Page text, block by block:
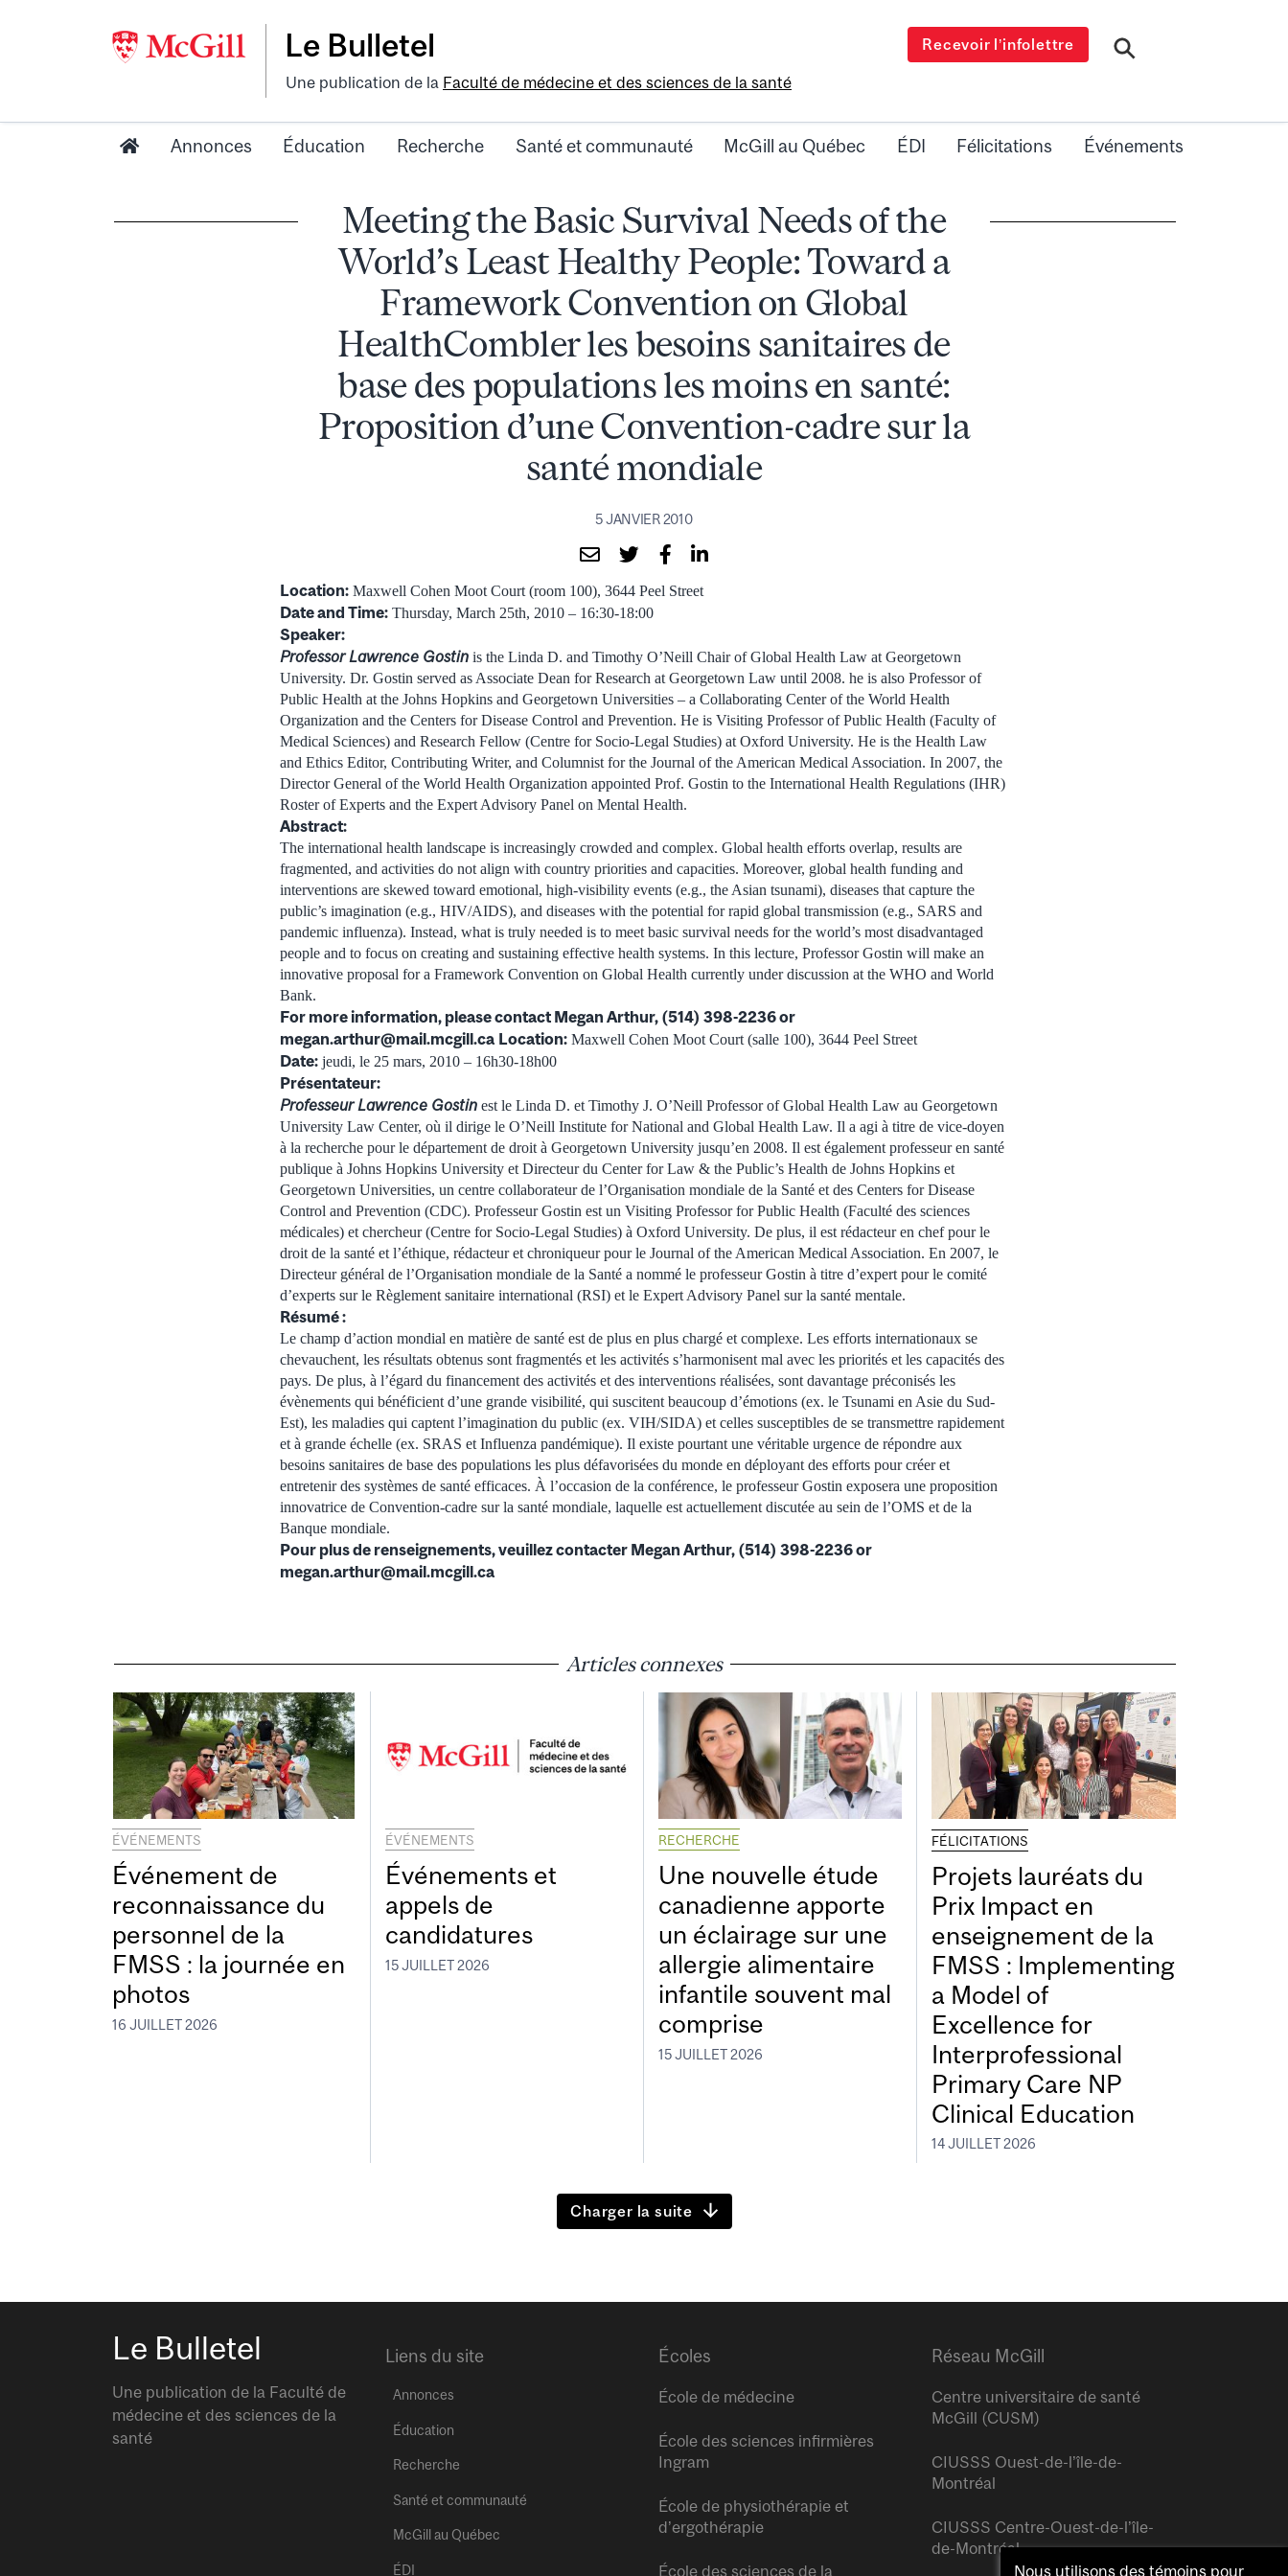
Le Bulletel
Une publication de la Faculté de médecine et des sciences de la santé
Recevoir l’infolettre
Annonces Éducation Recherche Santé et communauté McGill au Québec ÉDI Félicitations Événements
Meeting the Basic Survival Needs of the
World’s Least Healthy People: Toward a
Framework Convention on Global
HealthCombler les besoins sanitaires de
base des populations les moins en santé:
Proposition d’une Convention-cadre sur la
santé mondiale
5 JANVIER 2010
Location: Maxwell Cohen Moot Court (room 100), 3644 Peel Street
Date and Time: Thursday, March 25th, 2010 – 16:30-18:00
Speaker:
Professor Lawrence Gostin is the Linda D. and Timothy O’Neill Chair of Global Health Law at Georgetown
University. Dr. Gostin served as Associate Dean for Research at Georgetown Law until 2008. he is also Professor of
Public Health at the Johns Hopkins and Georgetown Universities – a Collaborating Center of the World Health
Organization and the Centers for Disease Control and Prevention. He is Visiting Professor of Public Health (Faculty of
Medical Sciences) and Research Fellow (Centre for Socio-Legal Studies) at Oxford University. He is the Health Law
and Ethics Editor, Contributing Writer, and Columnist for the Journal of the American Medical Association. In 2007, the
Director General of the World Health Organization appointed Prof. Gostin to the International Health Regulations (IHR)
Roster of Experts and the Expert Advisory Panel on Mental Health.
Abstract:
The international health landscape is increasingly crowded and complex. Global health efforts overlap, results are
fragmented, and activities do not align with country priorities and capacities. Moreover, global health funding and
interventions are skewed toward emotional, high-visibility events (e.g., the Asian tsunami), diseases that capture the
public’s imagination (e.g., HIV/AIDS), and diseases with the potential for rapid global transmission (e.g., SARS and
pandemic influenza). Instead, what is truly needed is to meet basic survival needs for the world’s most disadvantaged
people and to focus on creating and sustaining effective health systems. In this lecture, Professor Gostin will make an
innovative proposal for a Framework Convention on Global Health currently under discussion at the WHO and World
Bank.
For more information, please contact Megan Arthur, (514) 398-2236 or
megan.arthur@mail.mcgill.ca Location: Maxwell Cohen Moot Court (salle 100), 3644 Peel Street
Date: jeudi, le 25 mars, 2010 – 16h30-18h00
Présentateur:
Professeur Lawrence Gostin est le Linda D. et Timothy J. O’Neill Professor of Global Health Law au Georgetown
University Law Center, où il dirige le O’Neill Institute for National and Global Health Law. Il a agi à titre de vice-doyen
à la recherche pour le département de droit à Georgetown University jusqu’en 2008. Il est également professeur en santé
publique à Johns Hopkins University et Directeur du Center for Law & the Public’s Health de Johns Hopkins et
Georgetown Universities, un centre collaborateur de l’Organisation mondiale de la Santé et des Centers for Disease
Control and Prevention (CDC). Professeur Gostin est un Visiting Professor for Public Health (Faculté des sciences
médicales) et chercheur (Centre for Socio-Legal Studies) à Oxford University. De plus, il est rédacteur en chef pour le
droit de la santé et l’éthique, rédacteur et chroniqueur pour le Journal of the American Medical Association. En 2007, le
Directeur général de l’Organisation mondiale de la Santé a nommé le professeur Gostin à titre d’expert pour le comité
d’experts sur le Règlement sanitaire international (RSI) et le Expert Advisory Panel sur la santé mentale.
Résumé :
Le champ d’action mondial en matière de santé est de plus en plus chargé et complexe. Les efforts internationaux se
chevauchent, les résultats obtenus sont fragmentés et les activités s’harmonisent mal avec les priorités et les capacités des
pays. De plus, à l’égard du financement des activités et des interventions réalisées, sont davantage préconisés les
évènements qui bénéficient d’une grande visibilité, qui suscitent beaucoup d’émotions (ex. le Tsunami en Asie du Sud-
Est), les maladies qui captent l’imagination du public (ex. VIH/SIDA) et celles susceptibles de se transmettre rapidement
et à grande échelle (ex. SRAS et Influenza pandémique). Il existe pourtant une véritable urgence de répondre aux
besoins sanitaires de base des populations les plus défavorisées du monde en déployant des efforts pour créer et
entretenir des systèmes de santé efficaces. À l’occasion de la conférence, le professeur Gostin exposera une proposition
innovatrice de Convention-cadre sur la santé mondiale, laquelle est actuellement discutée au sein de l’OMS et de la
Banque mondiale.
Pour plus de renseignements, veuillez contacter Megan Arthur, (514) 398-2236 or
megan.arthur@mail.mcgill.ca
Articles connexes
ÉVÉNEMENTS
Événement de
reconnaissance du
personnel de la
FMSS : la journée en
photos
16 JUILLET 2026
ÉVÉNEMENTS
Événements et
appels de
candidatures
15 JUILLET 2026
RECHERCHE
Une nouvelle étude
canadienne apporte
un éclairage sur une
allergie alimentaire
infantile souvent mal
comprise
15 JUILLET 2026
FÉLICITATIONS
Projets lauréats du
Prix Impact en
enseignement de la
FMSS : Implementing
a Model of
Excellence for
Interprofessional
Primary Care NP
Clinical Education
14 JUILLET 2026
Charger la suite
Le Bulletel
Une publication de la Faculté de
médecine et des sciences de la
santé
Liens du site
Annonces
Éducation
Recherche
Santé et communauté
McGill au Québec
ÉDI
Écoles
École de médecine
École des sciences infirmières
Ingram
École de physiothérapie et
d’ergothérapie
École des sciences de la
Réseau McGill
Centre universitaire de santé
McGill (CUSM)
CIUSSS Ouest-de-l’île-de-
Montréal
CIUSSS Centre-Ouest-de-l’île-
de-Montréal
Nous utilisons des témoins pour